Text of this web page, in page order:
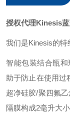
授权代理Kinesis
我们是Kinesis的特
智能包装结合瓶
助于防止在使用过
超净硅胶/聚四氟
隔膜构成2毫升大